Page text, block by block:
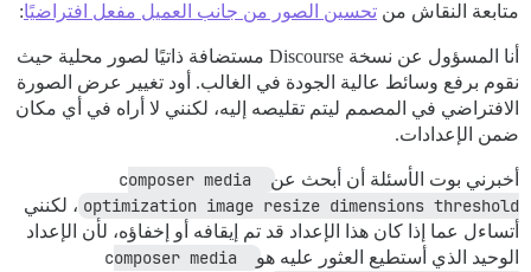
متابعة النقاش من تحسين الصور من جانب العميل مفعل افتراضيًا:
أنا المسؤول عن نسخة Discourse مستضافة ذاتيًا لصور محلية حيث
نقوم برفع وسائط عالية الجودة في الغالب. أود تغيير عرض الصورة
الافتراضي في المصمم ليتم تقليصه إليه، لكنني لا أراه في أي مكان
ضمن الإعدادات.
أخبرني بوت الأسئلة أن أبحث عن
composer media
optimization image resize dimensions threshold ، لكنني
أتساءل عما إذا كان هذا الإعداد قد تم إيقافه أو إخفاؤه، لأن الإعداد
الوحيد الذي أستطيع العثور عليه هو
composer media